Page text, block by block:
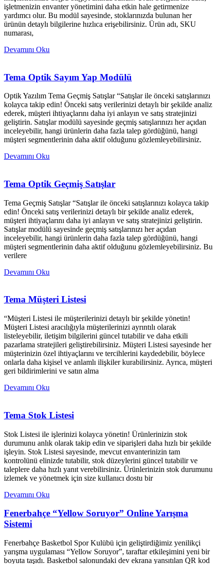
işletmenizin envanter yönetimini daha etkin hale getirmenize
yardımcı olur. Bu modül sayesinde, stoklarınızda bulunan her
ürünün detaylı bilgilerine hızlıca erişebilirsiniz. Ürün adı, SKU
numarası,
Devamını Oku
Tema Optik Sayım Yap Modülü
Optik Yazılım Tema Geçmiş Satışlar “Satışlar ile önceki satışlarınızı
kolayca takip edin! Önceki satış verilerinizi detaylı bir şekilde analiz
ederek, müşteri ihtiyaçlarını daha iyi anlayın ve satış stratejinizi
geliştirin. Satışlar modülü sayesinde geçmiş satışlarınızı her açıdan
inceleyebilir, hangi ürünlerin daha fazla talep gördüğünü, hangi
müşteri segmentlerinin daha aktif olduğunu gözlemleyebilirsiniz.
Devamını Oku
Tema Optik Geçmiş Satışlar
Tema Geçmiş Satışlar “Satışlar ile önceki satışlarınızı kolayca takip
edin! Önceki satış verilerinizi detaylı bir şekilde analiz ederek,
müşteri ihtiyaçlarını daha iyi anlayın ve satış stratejinizi geliştirin.
Satışlar modülü sayesinde geçmiş satışlarınızı her açıdan
inceleyebilir, hangi ürünlerin daha fazla talep gördüğünü, hangi
müşteri segmentlerinin daha aktif olduğunu gözlemleyebilirsiniz. Bu
verilere
Devamını Oku
Tema Müşteri Listesi
“Müşteri Listesi ile müşterilerinizi detaylı bir şekilde yönetin!
Müşteri Listesi aracılığıyla müşterilerinizi ayrıntılı olarak
listeleyebilir, iletişim bilgilerini güncel tutabilir ve daha etkili
pazarlama stratejileri geliştirebilirsiniz. Müşteri Listesi sayesinde her
müşterinizin özel ihtiyaçlarını ve tercihlerini kaydedebilir, böylece
onlarla daha kişisel ve anlamlı ilişkiler kurabilirsiniz. Ayrıca, müşteri
geri bildirimlerini ve satın alma
Devamını Oku
Tema Stok Listesi
Stok Listesi ile işlerinizi kolayca yönetin! Ürünlerinizin stok
durumunu anlık olarak takip edin ve siparişleri daha hızlı bir şekilde
işleyin. Stok Listesi sayesinde, mevcut envanterinizin tam
kontrolünü elinizde tutabilir, stok düzeylerini güncel tutabilir ve
taleplere daha hızlı yanıt verebilirsiniz. Ürünlerinizin stok durumunu
izlemek ve yönetmek için size kullanıcı dostu bir
Devamını Oku
Fenerbahçe “Yellow Soruyor” Online Yarışma
Sistemi
Fenerbahçe Basketbol Spor Kulübü için geliştirdiğimiz yenilikçi
yarışma uygulaması “Yellow Soruyor”, taraftar etkileşimini yeni bir
boyuta taşıdı. Basketbol salonundaki dev ekrana yansıtılan QR kod